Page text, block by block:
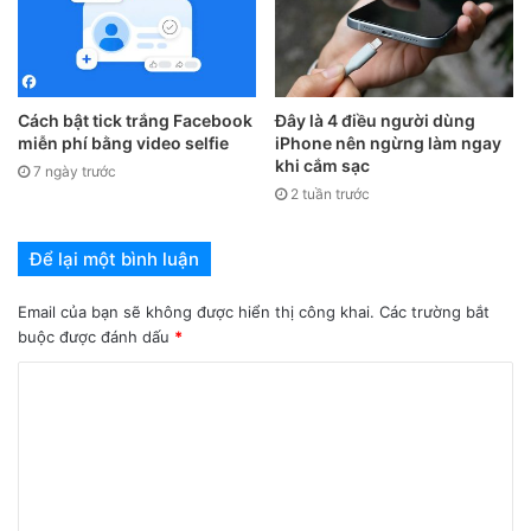
Đầu tháng 10/2021
Find X3 Pro
Find X3 Pro Mars Exploration Edition
Find X3
Tháng 11/2021
Find X2 Pro
Cách bật tick trắng Facebook
miễn phí bằng video selfie
7 ngày trước
Đây là 4 điều người dùng
iPhone nên ngừng làm ngay
khi cắm sạc
2 tuần trước
Để lại một bình luận
Email của bạn sẽ không được hiển thị công khai. Các trường bắt
buộc được đánh dấu *